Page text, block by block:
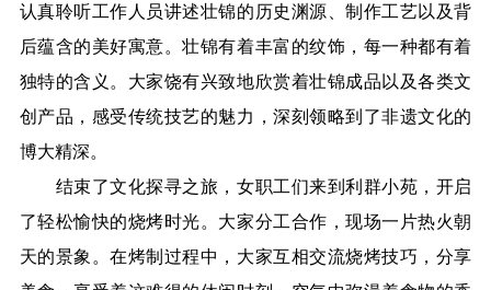
认真聆听工作人员讲述壮锦的历史渊源、制作工艺以及背
后蕴含的美好寓意。壮锦有着丰富的纹饰，每一种都有着
独特的含义。大家饶有兴致地欣赏着壮锦成品以及各类文
创产品，感受传统技艺的魅力，深刻领略到了非遗文化的
博大精深。
结束了文化探寻之旅，女职工们来到利群小苑，开启
了轻松愉快的烧烤时光。大家分工合作，现场一片热火朝
天的景象。在烤制过程中，大家互相交流烧烤技巧，分享